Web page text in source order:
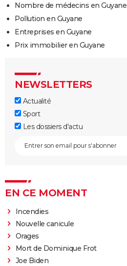
Nombre de médecins en Guyane
Pollution en Guyane
Entreprises en Guyane
Prix immobilier en Guyane
NEWSLETTERS
Actualité
Sport
Les dossiers d'actu
EN CE MOMENT
Incendies
Nouvelle canicule
Orages
Mort de Dominique Frot
Joe Biden